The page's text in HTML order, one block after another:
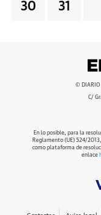
30 31
© DIARIO
C/
En lo posible, para la
Reglamento (UE) 524/
como plataforma de
enlace